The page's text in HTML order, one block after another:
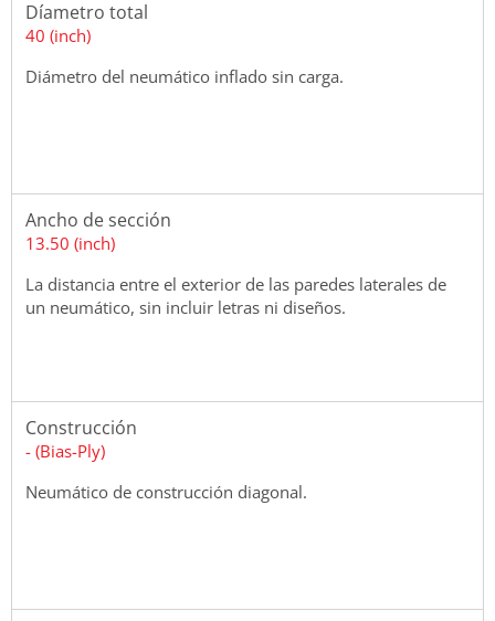
Díametro total
40 (inch)
Diámetro del neumático inflado sin carga.
Ancho de sección
13.50 (inch)
La distancia entre el exterior de las paredes laterales de
un neumático, sin incluir letras ni diseños.
Construcción
- (Bias-Ply)
Neumático de construcción diagonal.